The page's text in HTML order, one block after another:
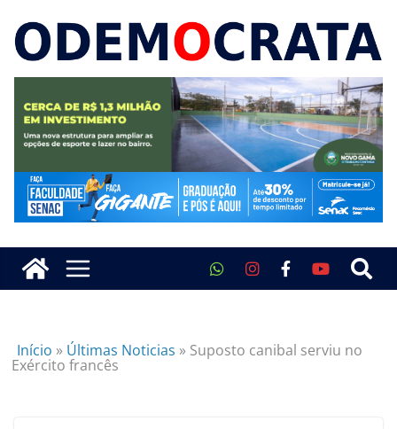
Início » Últimas Noticias » Suposto canibal serviu no
Exército francês